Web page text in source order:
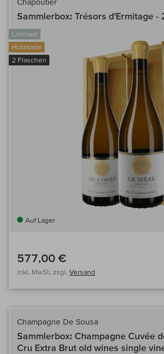
Sammlerbox: Trésors d'Ermitage
Limitiert
Holzkiste
2 Flaschen
Auf Lager
577,00 €
inkl. MwSt, zzgl. Versand
Champagne De Sousa
Sammlerbox: Champagne Cuvée
Cru Extra Brut old wines single